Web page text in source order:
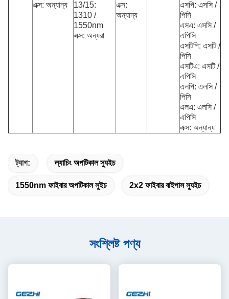
এক্স: অন্যান্য
13/15:
1310 /
1550nm
এক্স: অন্যরা
এক্স:
অন্যান্য
এসপি: এসসি /
পিসি
এসএ: এসসি /
এপিসি
এসটিপি: এসটি /
পিসি
এসটিএ: এসটি /
এপিসি
এলপি: এলসি /
পিসি
এলএ: এলসি /
এপিসি
এক্স: অন্যান্য
ট্যাগ: ল্যাচিং অপটিকাল স্যুইচ
1550nm ফাইবার অপটিকাল সুইচ 2x2 ফাইবার বাইপাস স্যুইচ
সংশ্লিষ্ট পণ্য